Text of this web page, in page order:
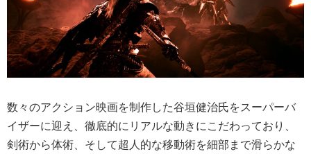
数々のアクション映画を制作した谷垣健治氏をスーパーバ
イザーに迎え、徹底的にリアルな動きにこだわっており、
剣術から体術、そして超人的な移動術を細部まで滑らかな